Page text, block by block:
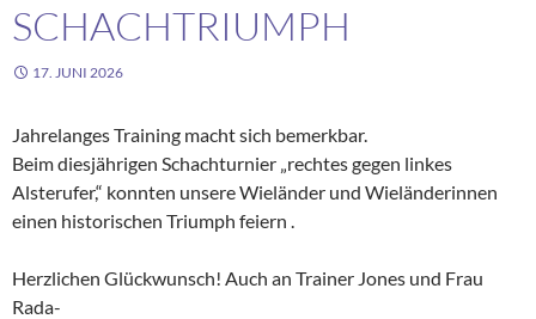
SCHACHTRIUMPH
17. JUNI 2026
Jahrelanges Training macht sich bemerkbar.
Beim diesjährigen Schachturnier „rechtes gegen linkes
Alsterufer,“ konnten unsere Wieländer und Wieländerinnen
einen historischen Triumph feiern .
Herzlichen Glückwunsch! Auch an Trainer Jones und Frau
Rada-